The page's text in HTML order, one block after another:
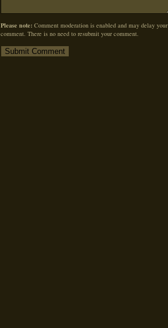
Please note: Comment moderation is enabled and may delay your
comment. There is no need to resubmit your comment.